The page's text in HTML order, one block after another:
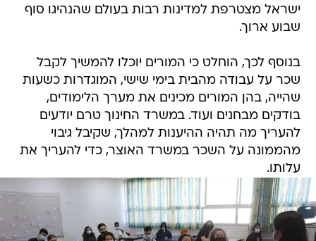
ישראל מצטרפת למדינות רבות בעולם שהנהיגו סוף
שבוע ארוך.
בנוסף לכך, הוחלט כי המורים יוכלו להמשיך לקבל
שכר על עבודה מהבית בימי שישי, המוגדרות כשעות
שהייה, בהן המורים מכינים את מערך הלימודים,
בודקים מבחנים ועוד. במשרד החינוך טרם יודעים
להעריך מה תהיה ההיענות למהלך, שקיבל גיבוי
מהממונה על השכר במשרד האוצר, כדי להעריך את
עלותו.